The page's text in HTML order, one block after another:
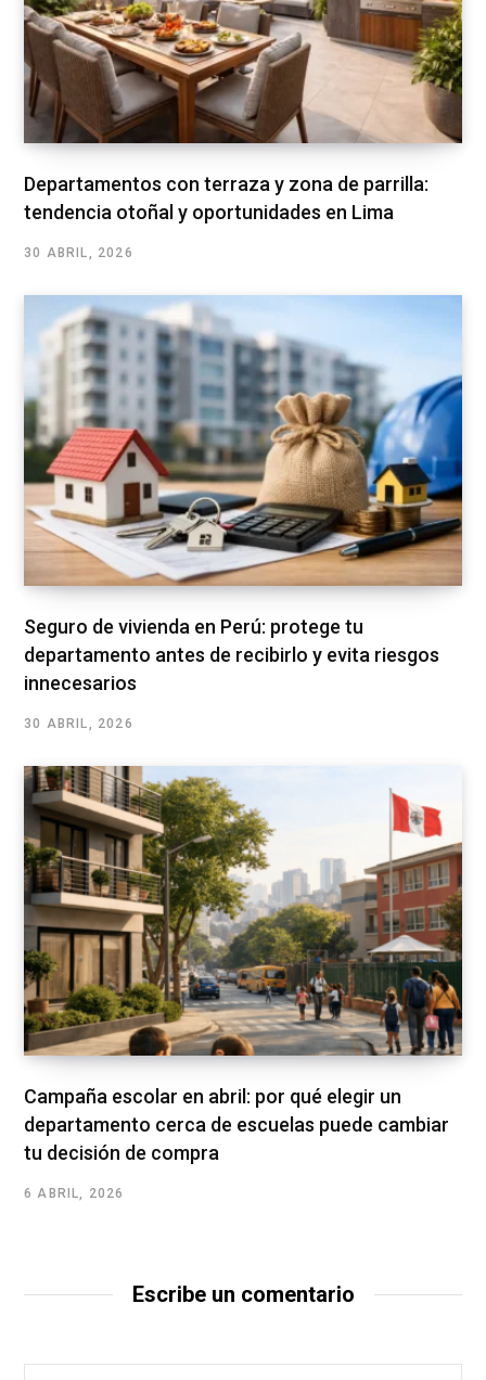
Departamentos con terraza y zona de parrilla:
tendencia otoñal y oportunidades en Lima
30 ABRIL, 2026
Seguro de vivienda en Perú: protege tu
departamento antes de recibirlo y evita riesgos
innecesarios
30 ABRIL, 2026
Campaña escolar en abril: por qué elegir un
departamento cerca de escuelas puede cambiar
tu decisión de compra
6 ABRIL, 2026
Escribe un comentario